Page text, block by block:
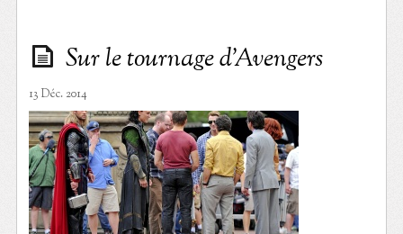
Sur le tournage d’Avengers
13 Déc. 2014